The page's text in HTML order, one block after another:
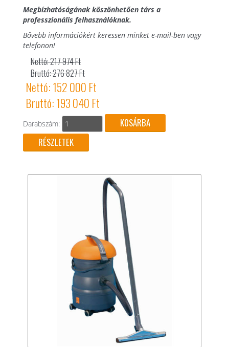
Megbízhatóságának köszönhetően társ a
professzionális felhasználóknak.
Bővebb információkért keressen minket e-mail-ben vagy
telefonon!
Nettó: 217 974 Ft
Bruttó: 276 827 Ft
Nettó: 152 000 Ft
Bruttó: 193 040 Ft
Darabszám:
RÉSZLETEK